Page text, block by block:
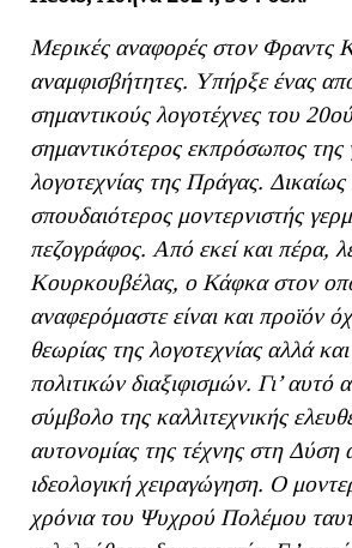
Μερικές αναφορές στον Φραντς
αναμφισβήτητες. Υπήρξε ένας
σημαντικούς λογοτέχνες του
σημαντικότερος εκπρόσωπος της
λογοτεχνίας της Πράγας. Δικαίως
σπουδαιότερος μοντερνιστής
πεζογράφος. Από εκεί και πέρα,
Κουρκουβέλας, ο Κάφκα στον
αναφερόμαστε είναι και προϊόν
θεωρίας της λογοτεχνίας αλλά
πολιτικών διαξιφισμών. Γι’ αυτό
σύμβολο της καλλιτεχνικής
αυτονομίας της τέχνης στη Δύση
ιδεολογική χειραγώγηση. Ο
χρόνια του Ψυχρού Πολέμου